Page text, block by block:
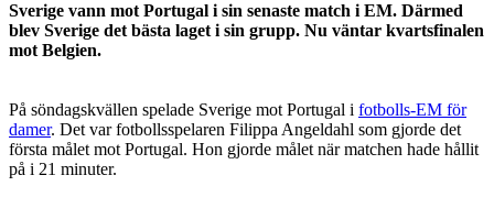
Sverige vann mot Portugal i sin senaste match i EM. Därmed
blev Sverige det bästa laget i sin grupp. Nu väntar kvartsfinalen
mot Belgien.
På söndagskvällen spelade Sverige mot Portugal i fotbolls-EM för
damer. Det var fotbollsspelaren Filippa Angeldahl som gjorde det
första målet mot Portugal. Hon gjorde målet när matchen hade hållit
på i 21 minuter.